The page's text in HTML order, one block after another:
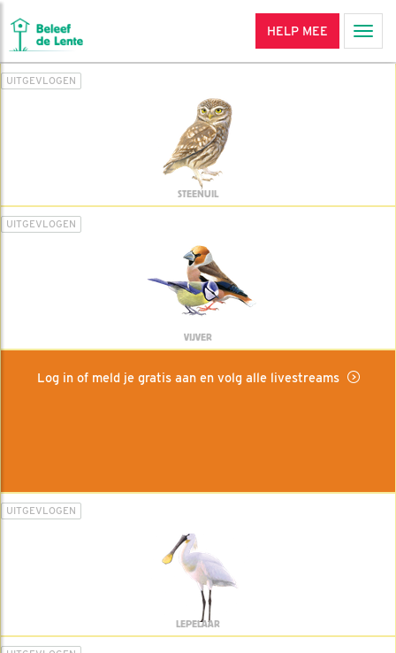
HELP MEE
UITGEVLOGEN
STEENUIL
UITGEVLOGEN
VIJVER
Log in of meld je gratis aan en volg alle livestreams
UITGEVLOGEN
LEPELAAR